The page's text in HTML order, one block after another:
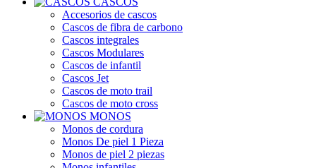
Accesorios de cascos
Cascos de fibra de carbono
Cascos integrales
Cascos Modulares
Cascos de infantil
Cascos Jet
Cascos de moto trail
Cascos de moto cross
MONOS
Monos de cordura
Monos De piel 1 Pieza
Monos de piel 2 piezas